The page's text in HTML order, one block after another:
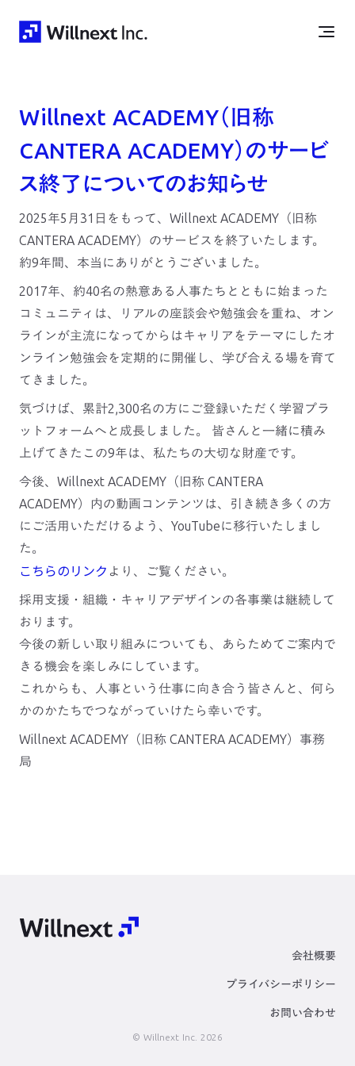
Willnext ACADEMY（旧称
CANTERA ACADEMY）のサービ
ス終了についてのお知らせ
2025年5月31日をもって、Willnext ACADEMY（旧称
CANTERA ACADEMY）のサービスを終了いたします。
約9年間、本当にありがとうございました。
2017年、約40名の熱意ある人事たちとともに始まった
コミュニティは、リアルの座談会や勉強会を重ね、オン
ラインが主流になってからはキャリアをテーマにしたオ
ンライン勉強会を定期的に開催し、学び合える場を育て
てきました。
気づけば、累計2,300名の方にご登録いただく学習プラ
ットフォームへと成長しました。 皆さんと一緒に積み
上げてきたこの9年は、私たちの大切な財産です。
今後、Willnext ACADEMY（旧称 CANTERA
ACADEMY）内の動画コンテンツは、引き続き多くの方
にご活用いただけるよう、YouTubeに移行いたしまし
た。
こちらのリンク より、ご覧ください。
採用支援・組織・キャリアデザインの各事業は継続して
おります。
今後の新しい取り組みについても、あらためてご案内で
きる機会を楽しみにしています。
これからも、人事という仕事に向き合う皆さんと、何ら
かのかたちでつながっていけたら幸いです。
Willnext ACADEMY（旧称 CANTERA ACADEMY）事務
局
会社概要
プライバシーポリシー
お問い合わせ
© Willnext Inc. 2026